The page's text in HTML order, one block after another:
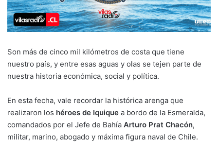
Son más de cinco mil kilómetros de costa que tiene
nuestro país, y entre esas aguas y olas se tejen parte de
nuestra historia económica, social y política.
En esta fecha, vale recordar la histórica arenga que
realizaron los héroes de Iquique a bordo de la Esmeralda,
comandados por el Jefe de Bahía Arturo Prat Chacón,
militar, marino, abogado y máxima figura naval de Chile.